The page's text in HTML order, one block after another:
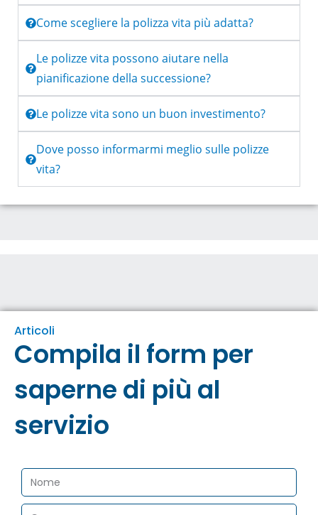
Come scegliere la polizza vita più adatta?
Le polizze vita possono aiutare nella
pianificazione della successione?
Le polizze vita sono un buon investimento?
Dove posso informarmi meglio sulle polizze
vita?
Articoli
Compila il form per
saperne di più al
servizio